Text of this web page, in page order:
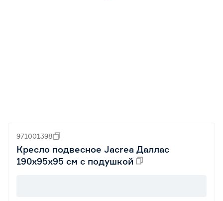
971001398
Кресло подвесное Jacrea Даллас
190х95х95 см с подушкой